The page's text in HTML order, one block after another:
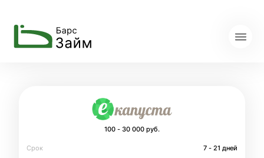
100 - 30 000 руб.
Срок
7 - 21 дней